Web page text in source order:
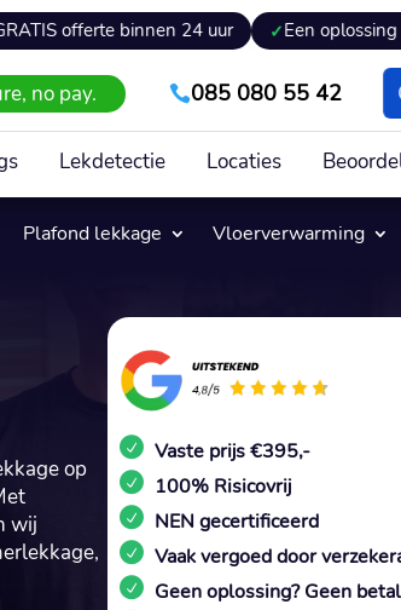
binnen 24 uur Een oplossing zonder
no pay. 085 080 55 42
Lekdetectie Locaties
Plafond lekkage Vloerverwarming
op
wij
Vaste prijs €395,-
100% Risicovrij
NEN gecertificeerd
Vaak vergoed door
Geen oplossing? Geen